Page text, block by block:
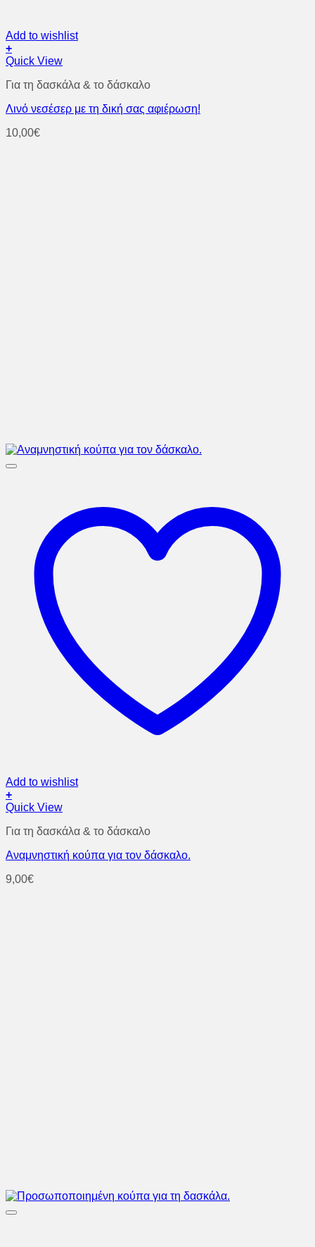
Add to wishlist
+
Quick View
Για τη δασκάλα & το δάσκαλο
Λινό νεσέσερ με τη δική σας αφιέρωση!
10,00€
Add to wishlist
+
Quick View
Για τη δασκάλα & το δάσκαλο
Αναμνηστική κούπα για τον δάσκαλο.
9,00€